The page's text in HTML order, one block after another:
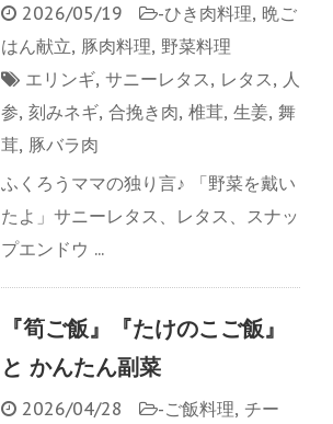
2026/05/19 -ひき肉料理, 晩ご
はん献立, 豚肉料理, 野菜料理
エリンギ, サニーレタス , レタス , 人
参, 刻みネギ, 合挽き肉, 椎茸, 生姜, 舞
茸, 豚バラ肉
ふくろうママの独り言♪ 「野菜を戴い
たよ」サニーレタス、レタス、スナッ
プエンドウ ...
『筍ご飯』『たけのこご飯』
と かんたん副菜
2026/04/28 -ご飯料理, チー